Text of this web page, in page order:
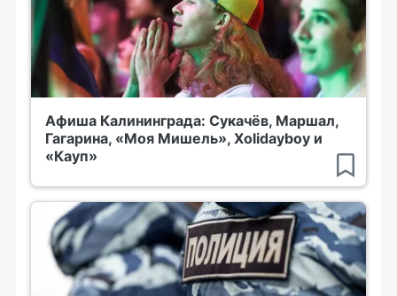
Афиша Калининграда: Сукачёв, Маршал,
Гагарина, «Моя Мишель», Xolidayboy и
«Кауп»